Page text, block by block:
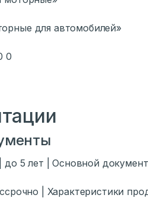
для автомобилей»
0
до 5 лет | Основной
| Характеристики